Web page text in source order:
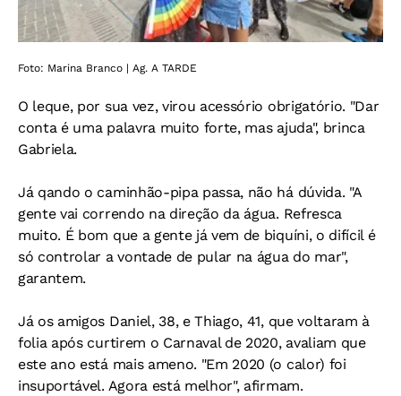
Foto: Marina Branco | Ag. A TARDE
O leque, por sua vez, virou acessório obrigatório. "Dar
conta é uma palavra muito forte, mas ajuda", brinca
Gabriela.
Já qando o caminhão-pipa passa, não há dúvida. "A
gente vai correndo na direção da água. Refresca
muito. É bom que a gente já vem de biquíni, o difícil é
só controlar a vontade de pular na água do mar",
garantem.
Já os amigos Daniel, 38, e Thiago, 41, que voltaram à
folia após curtirem o Carnaval de 2020, avaliam que
este ano está mais ameno. "Em 2020 (o calor) foi
insuportável. Agora está melhor", afirmam.